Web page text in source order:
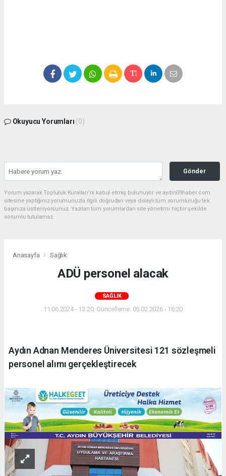
Okuyucu Yorumları (0)
Gönder
Yorum yazarak Topluluk Kuralları’nı kabul etmiş bulunuyor ve aydin09haber.com
sitesine yaptığınız yorumunuzla ilgili doğrudan veya dolaylı tüm sorumluluğu tek
başınıza üstleniyorsunuz. Yazılan tüm yorumlardan site yönetimi hiçbir şekilde
sorumlu tutulamaz.
Anasayfa Sağlık
ADÜ personel alacak
SAĞLIK
11.06.2024 - 13:20, Güncelleme: 05.02.2026 - 16:20
Aydın Adnan Menderes Üniversitesi 121 sözleşmeli
personel alımı gerçekleştirecek